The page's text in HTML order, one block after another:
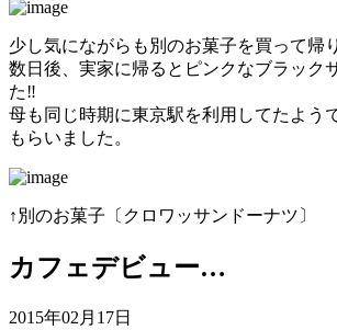
少し気にながらも別のお菓子を買って帰
数日後、実家に帰るとピンクなブラック
た‼︎
母も同じ時期に東京駅を利用してたよう
もらいました。
↑別のお菓子〔クロワッサンドーナツ〕
カフェデビュー…
2015年02月17日